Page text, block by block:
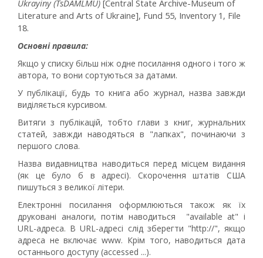
Ukrayiny (TsDAMLMU) [Central State Archive-Museum of
Literature and Arts of Ukraine], Fund 55, Inventory 1, File
18.
Основні правила:
Якщо у списку більш ніж одне посилання одного і того ж
автора, то вони сортуються за датами.
У публікації, будь то книга або журнал, назва завжди
виділяється курсивом.
Витяги з публікацій, тобто глави з книг, журнальних
статей, завжди наводяться в "лапках", починаючи з
першого слова.
Назва видавництва наводиться перед місцем видання
(як це було б в адресі). Скорочення штатів США
пишуться з великої літери.
Електронні посилання оформлюються також як їх
друковані аналоги, потім наводиться "available at" і
URL-адреса. В URL-адресі слід зберегти "http://", якщо
адреса не включає www. Крім того, наводиться дата
останнього доступу (accessed ...).